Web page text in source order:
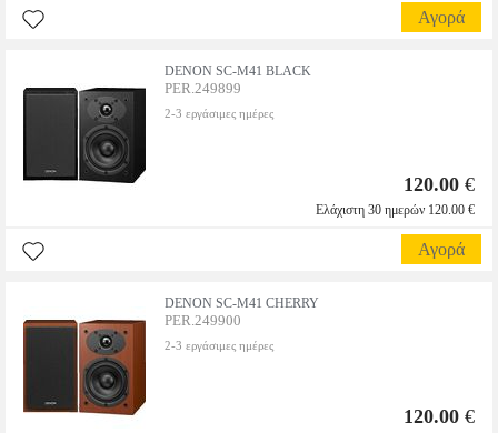
Αγορά
DENON SC-M41 BLACK
PER.249899
2-3 εργάσιμες ημέρες
120.00 €
Ελάχιστη 30 ημερών 120.00 €
Αγορά
DENON SC-M41 CHERRY
PER.249900
2-3 εργάσιμες ημέρες
120.00 €